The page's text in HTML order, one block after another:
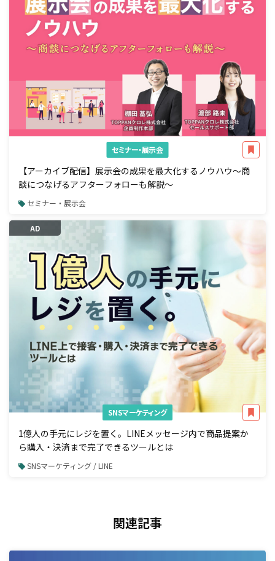
セミナー・展示会
【アーカイブ配信】展示会の成果を最大化するノウハウ～商
談につなげるアフターフォローも解説～
セミナー・展示会
AD
SNSマーケティング
1億人の手元にレジを置く。LINEメッセージ内で商品提案か
ら購入・決済まで完了できるツールとは
SNSマーケティング / LINE
関連記事